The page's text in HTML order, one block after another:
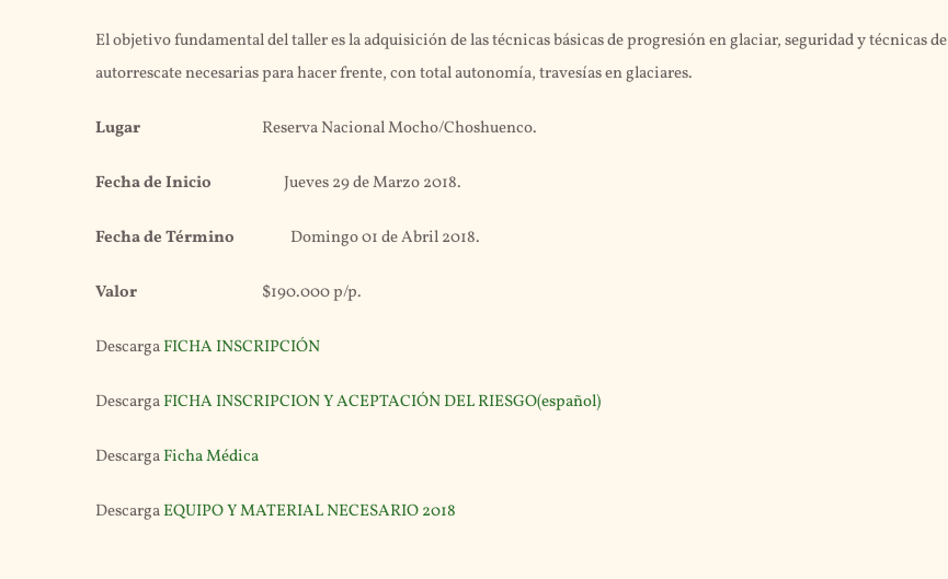
El objetivo fundamental del taller es la adquisición de las técnicas básicas de progresión en glaciar, seguridad y técnicas de
autorrescate necesarias para hacer frente, con total autonomía, travesías en glaciares.
Lugar Reserva Nacional Mocho/Choshuenco.
Fecha de Inicio Jueves 29 de Marzo 2018.
Fecha de Término Domingo 01 de Abril 2018.
Valor $190.000 p/p.
DescargaFICHA INSCRIPCIÓN
DescargaFICHA INSCRIPCION Y ACEPTACIÓN DEL RIESGO(español)
DescargaFicha Médica
DescargaEQUIPO Y MATERIAL NECESARIO 2018